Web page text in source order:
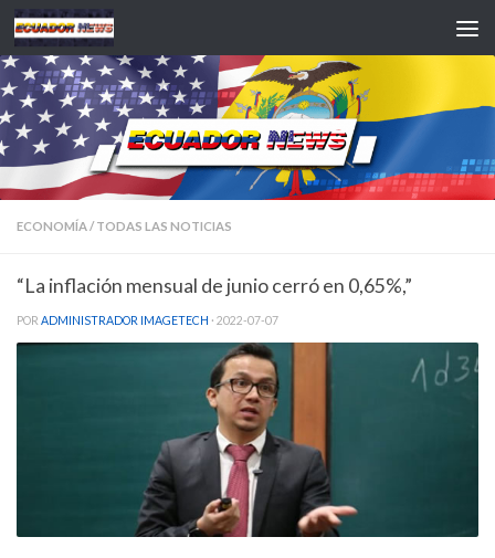
Saltar al contenido
ECONOMÍA/ TODAS LAS NOTICIAS
“La inflación mensual de junio cerró en 0,65%,”
POR ADMINISTRADOR IMAGETECH · 2022-07-07